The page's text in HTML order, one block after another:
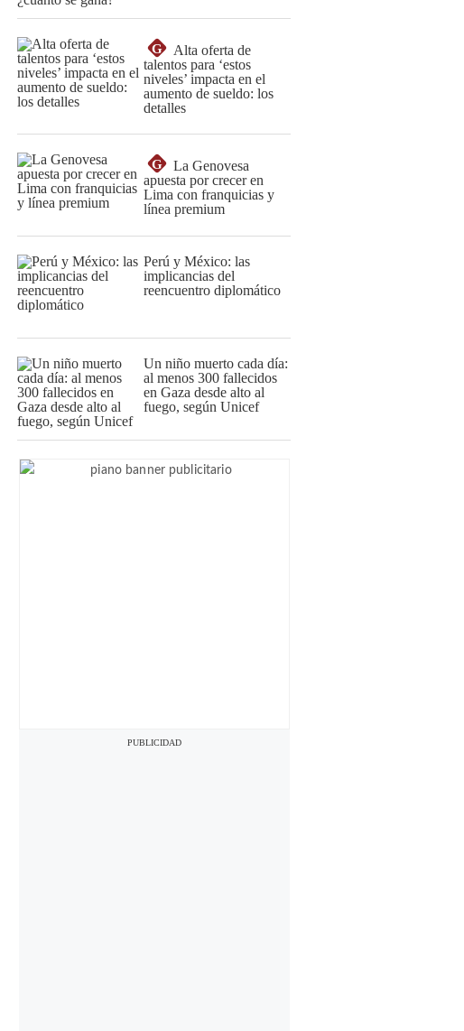
G
Alta oferta de
talentos para ‘estos
niveles’ impacta en el
aumento de sueldo: los
detalles
G
La Genovesa
apuesta por crecer en
Lima con franquicias y
línea premium
Perú y México: las
implicancias del
reencuentro diplomático
Un niño muerto cada día:
al menos 300 fallecidos
en Gaza desde alto al
fuego, según Unicef